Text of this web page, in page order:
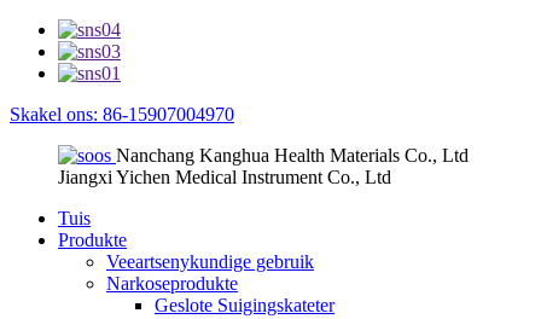
Skakel ons: 86-15907004970
Nanchang Kanghua Health Materials Co., Ltd
Jiangxi Yichen Medical Instrument Co., Ltd
Tuis
Produkte
Veeartsenykundige gebruik
Narkoseprodukte
Geslote Suigingskateter